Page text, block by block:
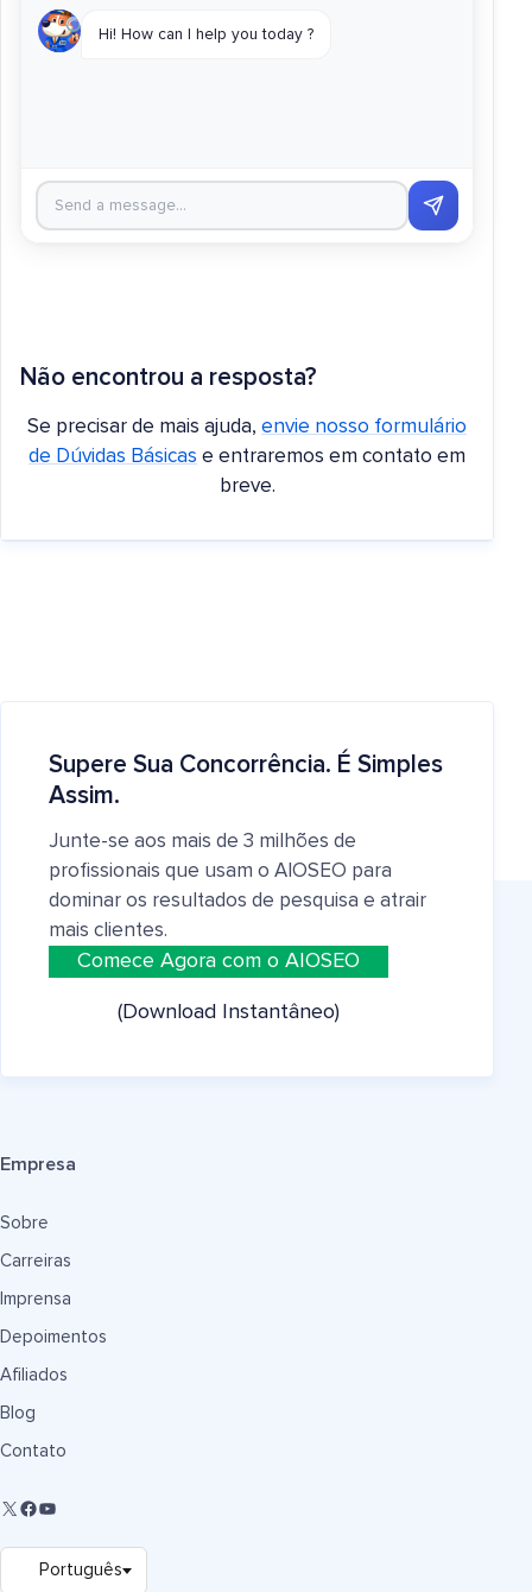
Não encontrou a resposta?
Se precisar de mais ajuda, envie nosso formulário
de Dúvidas Básicas e entraremos em contato em
breve.
Supere Sua Concorrência. É Simples
Assim.
Junte-se aos mais de 3 milhões de
profissionais que usam o AIOSEO para
dominar os resultados de pesquisa e atrair
mais clientes.
Comece Agora com o AIOSEO
(Download Instantâneo)
Empresa
Sobre
Carreiras
Imprensa
Depoimentos
Afiliados
Blog
Contato